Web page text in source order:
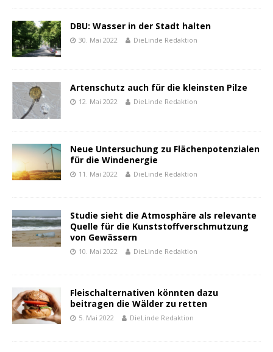
DBU: Wasser in der Stadt halten
30. Mai 2022 DieLinde Redaktion
Artenschutz auch für die kleinsten Pilze
12. Mai 2022 DieLinde Redaktion
Neue Untersuchung zu Flächenpotenzialen
für die Windenergie
11. Mai 2022 DieLinde Redaktion
Studie sieht die Atmosphäre als relevante
Quelle für die Kunststoffverschmutzung
von Gewässern
10. Mai 2022 DieLinde Redaktion
Fleischalternativen könnten dazu
beitragen die Wälder zu retten
5. Mai 2022 DieLinde Redaktion